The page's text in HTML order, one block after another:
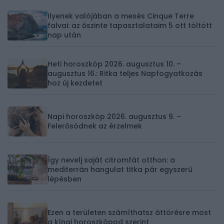
Ilyenek valójában a mesés Cinque Terre
falvai: az őszinte tapasztalataim 5 ott töltött
nap után
Heti horoszkóp 2026. augusztus 10. –
augusztus 16.: Ritka teljes Napfogyatkozás
hoz új kezdetet
Napi horoszkóp 2026. augusztus 9. –
Felerősödnek az érzelmek
Így nevelj saját citromfát otthon: a
mediterrán hangulat titka pár egyszerű
lépésben
Ezen a területen számíthatsz áttörésre most